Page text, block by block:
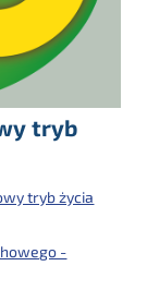
tryb
tryb życia
-